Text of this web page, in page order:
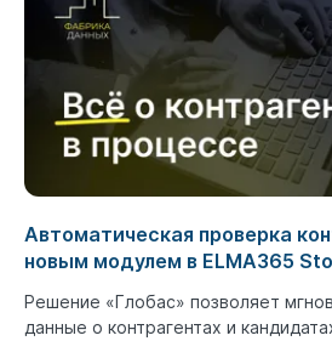
Автоматическая проверка
новым модулем в ELMA365
Решение «Глобас» позволяет
данные о контрагентах и